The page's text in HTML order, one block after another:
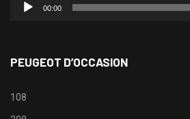
00:00
PEUGEOT D’OCCASION
108